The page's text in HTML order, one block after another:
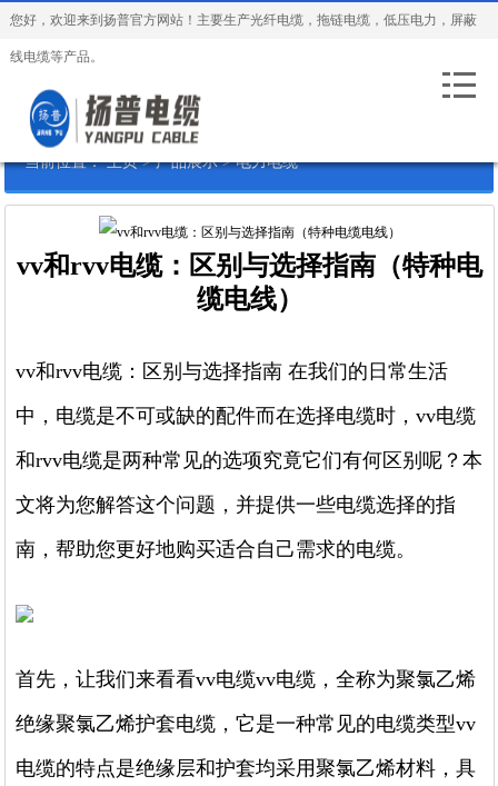
您好，欢迎来到扬普官方网站！主要生产光纤电缆，拖链电缆，低压电力，屏蔽
线电缆等产品。
当前位置：主页>产品展示>电力电缆
vv和rvv电缆：区别与选择指南（特种电
缆电线）
vv和rvv电缆：区别与选择指南 在我们的日常生活
中，电缆是不可或缺的配件而在选择电缆时，vv电缆
和rvv电缆是两种常见的选项究竟它们有何区别呢？本
文将为您解答这个问题，并提供一些电缆选择的指
南，帮助您更好地购买适合自己需求的电缆。
首先，让我们来看看vv电缆vv电缆，全称为聚氯乙烯
绝缘聚氯乙烯护套电缆，它是一种常见的电缆类型vv
电缆的特点是绝缘层和护套均采用聚氯乙烯材料，具